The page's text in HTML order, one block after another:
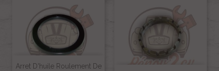
Arret D'huile Roulement De